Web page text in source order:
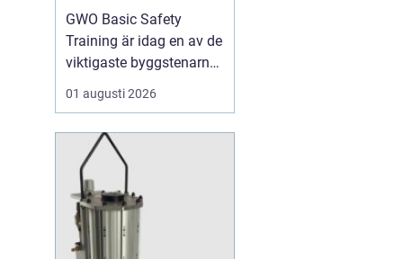
n
GWO Basic Safety
Training är idag en av de
viktigaste byggstenarna
för alla som vill arbeta
professionellt inom
skapar en gemensam
säkerhetsnivå i en
bransch där jobbet ofta
sker långt frå...
01 augusti 2026